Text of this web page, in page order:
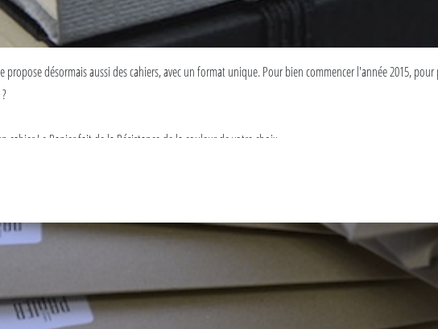
propose désormais aussi des cahiers, avec un format unique. Pour bien commencer l'année 2015,
Le Papier fait de la Résistance de la couleur de votre choix...
faire de ce cahier. Chez Le Papier, on sera plutôt du genre à y planifier ce qui se trame dans notre
si ce n'est pas encore fait. ;-)
un cahier @lepapier_ sur leur blog